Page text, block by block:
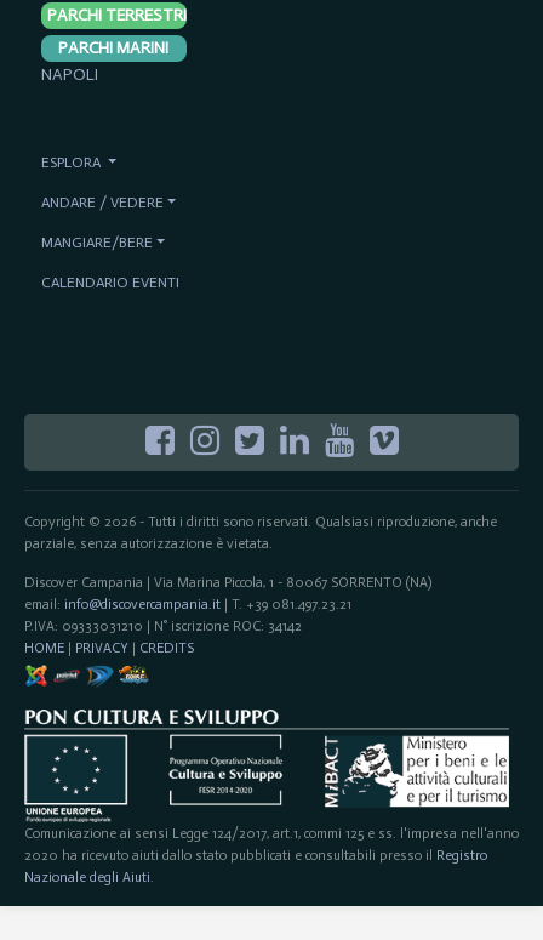
Copyright © 2026 - Tutti i diritti sono riservati. Qualsiasi riproduzione, anche
parziale, senza autorizzazione è vietata.
Discover Campania | Via Marina Piccola, 1 - 80067 SORRENTO (NA)
email: info@discovercampania.it| T. +39 081.497.23.21
P.IVA: 09333031210 | N° iscrizione ROC: 34142
HOME| PRIVACY | CREDITS
Comunicazione ai sensi Legge 124/2017, art.1, commi 125 e ss. l'impresa nell'anno
2020 ha ricevuto aiuti dallo stato pubblicati e consultabili presso il Registro
Nazionale degli Aiuti
PARCHI TERRESTRI
PARCHI MARINI
NAPOLI
ESPLORA
ANDARE / VEDERE
MANGIARE/BERE
CALENDARIO EVENTI